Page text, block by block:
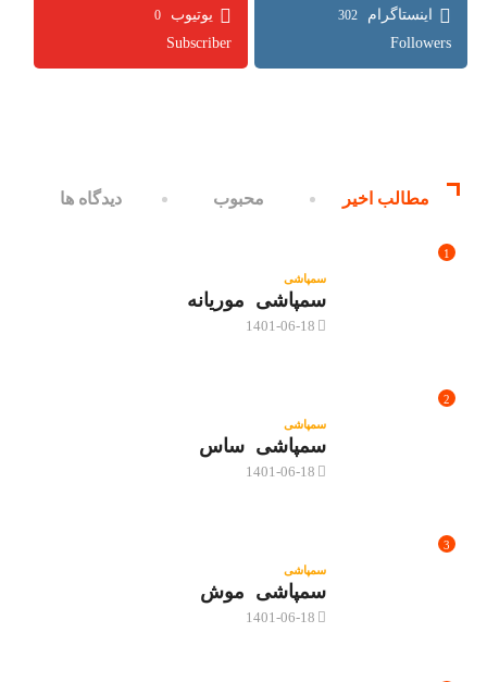
302
Followers
0
Subscriber
مطالب اخیر محبوب دیدگاه ها
1
سمپاشی
سمپاشی موریانه
1401-06-18
2
سمپاشی
سمپاشی ساس
1401-06-18
3
سمپاشی
سمپاشی موش
1401-06-18